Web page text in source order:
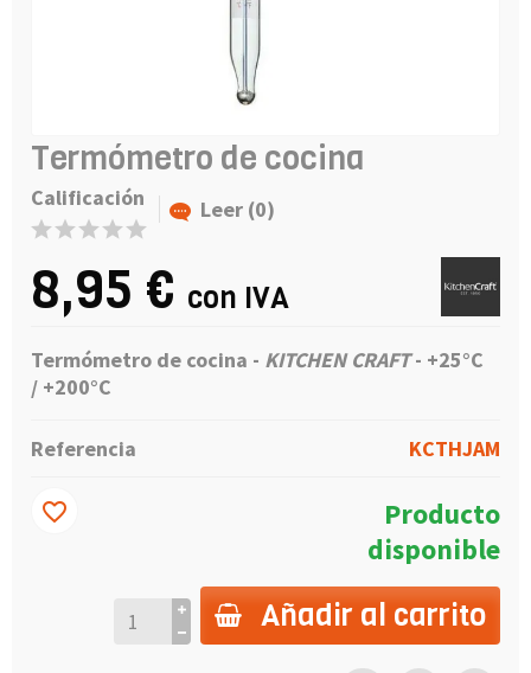
Termómetro de cocina
Calificación Leer (0)
8,95 € con IVA
Termómetro de cocina - KITCHEN CRAFT- +25°C
/ +200°C
Referencia KCTHJAM
Producto
disponible
Añadir al carrito
favorite_border